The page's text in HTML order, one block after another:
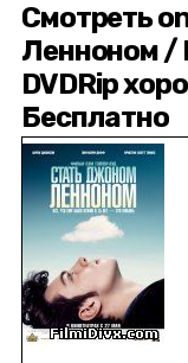
Смотреть
Ленноном /
DVDRip
Бесплатно